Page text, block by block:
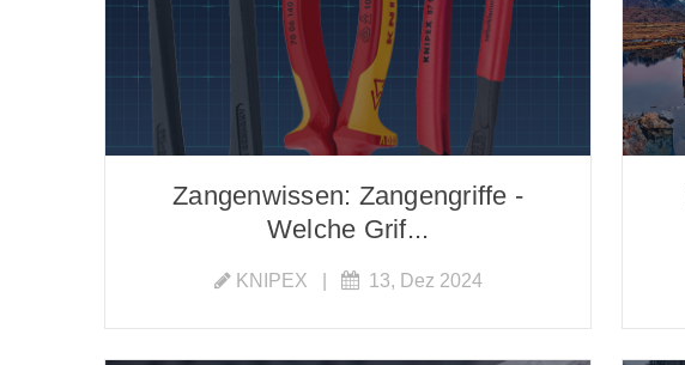
Zangenwissen: Zangengriffe -
Welche Grif...
KNIPEX 13, Dez 2024